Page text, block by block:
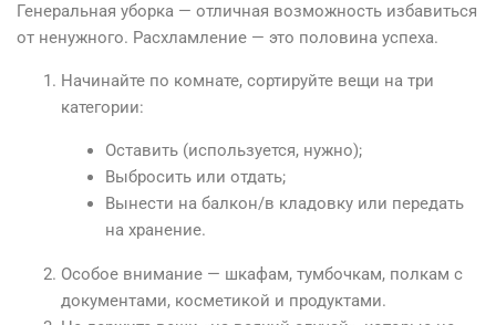
Генеральная уборка — отличная возможность избавиться
от ненужного. Расхламление — это половина успеха.
Начинайте по комнате, сортируйте вещи на три
категории:
Оставить (используется, нужно);
Выбросить или отдать;
Вынести на балкон/в кладовку или передать
на хранение.
Особое внимание — шкафам, тумбочкам, полкам с
документами, косметикой и продуктами.